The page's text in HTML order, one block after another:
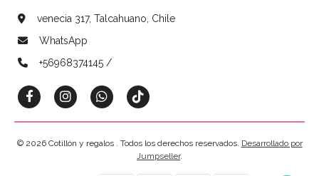
venecia 317, Talcahuano, Chile
WhatsApp
+56968374145 /
© 2026 Cotillón y regalos . Todos los derechos reservados. Desarrollado por
Jumpseller.